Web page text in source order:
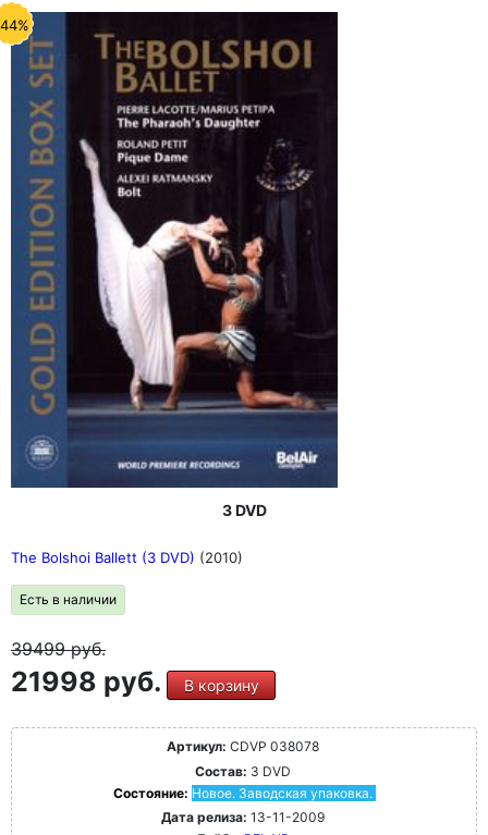
3 DVD
The Bolshoi Ballett (3 DVD) (2010)
Есть в наличии
39499руб.
21998 руб. В корзину
Артикул: CDVP 038078
Состав: 3 DVD
Состояние: Новое. Заводская упаковка.
Дата релиза: 13-11-2009